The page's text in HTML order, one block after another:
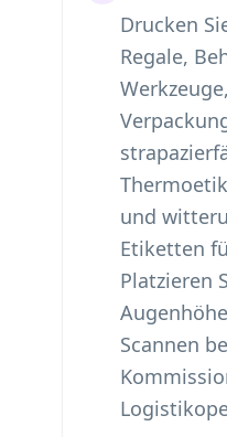
Drucken
Regale,
und
Etiketten
Platzieren
Scannen